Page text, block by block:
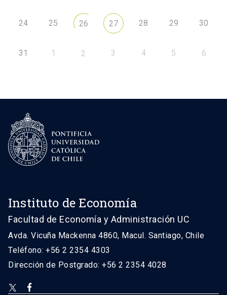
24 25 26 27 28 29 30
31 1 2 3 4 5 6
Instituto de Economía
Facultad de Economía y Administración UC
Avda. Vicuña Mackenna 4860, Macul. Santiago, Chile
Teléfono: +56 2 2354 4303
Dirección de Postgrado: +56 2 2354 4028